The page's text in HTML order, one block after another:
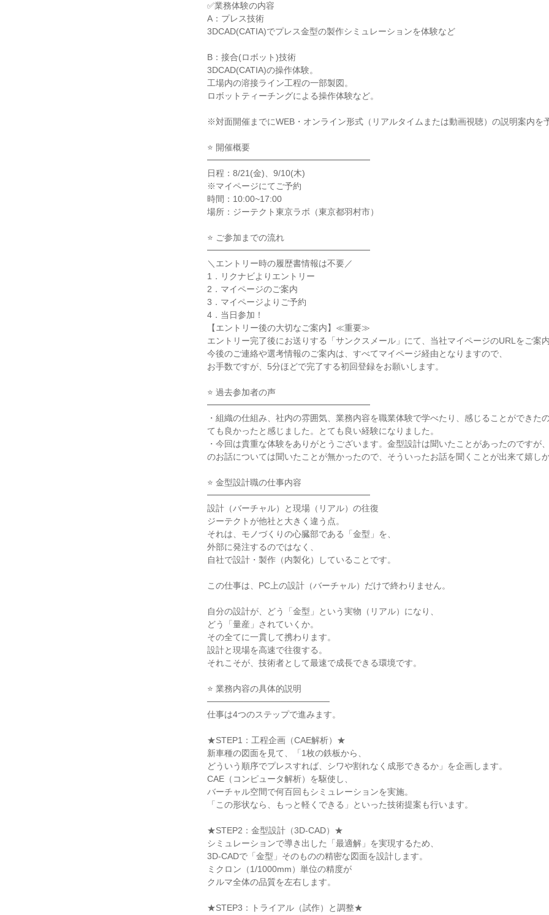
✅業務体験の内容
A：プレス技術
3DCAD(CATIA)でプレス金型の製作シミュレーションを体験など
B：接合(ロボット)技術
3DCAD(CATIA)の操作体験。
工場内の溶接ライン工程の一部製図。
ロボットティーチングによる操作体験など。
※対面開催までにWEB・オンライン形式（リアルタイムまたは動画視聴）の説明案内を
⭐ 開催概要
━━━━━━━━━━━━━━━━━━━
日程：8/21(金)、9/10(木)
※マイページにてご予約
時間：10:00~17:00
場所：ジーテクト東京ラボ（東京都羽村市）
⭐ ご参加までの流れ
━━━━━━━━━━━━━━━━━━━
＼エントリー時の履歴書情報は不要／
1．リクナビよりエントリー
2．マイページのご案内
3．マイページよりご予約
4．当日参加！
【エントリー後の大切なご案内】≪重要≫
エントリー完了後にお送りする「サンクスメール」にて、当社マイページのURLをご案
今後のご連絡や選考情報のご案内は、すべてマイページ経由となりますので、
お手数ですが、5分ほどで完了する初回登録をお願いします。
⭐ 過去参加者の声
━━━━━━━━━━━━━━━━━━━
・組織の仕組み、社内の雰囲気、業務内容を職業体験で学べたり、感じることができた
ても良かったと感じました。とても良い経験になりました。
・今回は貴重な体験をありがとうございます。金型設計は聞いたことがあったのですが
のお話については聞いたことが無かったので、そういったお話を聞くことが出来て嬉し
⭐ 金型設計職の仕事内容
━━━━━━━━━━━━━━━━━━━
設計（バーチャル）と現場（リアル）の往復
ジーテクトが他社と大きく違う点。
それは、モノづくりの心臓部である「金型」を、
外部に発注するのではなく、
自社で設計・製作（内製化）していることです。
この仕事は、PC上の設計（バーチャル）だけで終わりません。
自分の設計が、どう「金型」という実物（リアル）になり、
どう「量産」されていくか。
その全てに一貫して携わります。
設計と現場を高速で往復する。
それこそが、技術者として最速で成長できる環境です。
⭐ 業務内容の具体的説明
────────────────────
仕事は4つのステップで進みます。
★STEP1：工程企画（CAE解析）★
新車種の図面を見て、「1枚の鉄板から、
どういう順序でプレスすれば、シワや割れなく成形できるか」を企画します。
CAE（コンピュータ解析）を駆使し、
バーチャル空間で何百回もシミュレーションを実施。
「この形状なら、もっと軽くできる」といった技術提案も行います。
★STEP2：金型設計（3D-CAD）★
シミュレーションで導き出した「最適解」を実現するため、
3D-CADで「金型」そのものの精密な図面を設計します。
ミクロン（1/1000mm）単位の精度が
クルマ全体の品質を左右します。
★STEP3：トライアル（試作）と調整★